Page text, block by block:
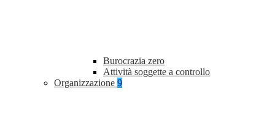
Burocrazia zero
Attività soggette a controllo
Organizzazione 9